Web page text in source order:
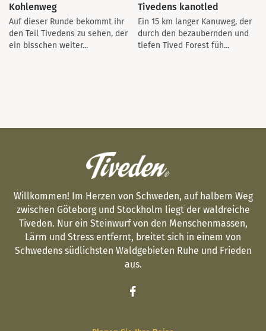
Kohlenweg
Auf dieser Runde bekommt ihr
den Teil Tivedens zu sehen, der
ein bisschen weiter...
Tivedens kanotled
Ein 15 km langer Kanuweg, der
durch den bezaubernden und
tiefen Tived Forest füh...
Willkommen! Im Herzen von Schweden, auf halbem Weg
zwischen Göteborg und Stockholm liegt der waldreiche
Tiveden. Nur ein Steinwurf von den Menschenmassen,
Lärm und Stress entfernt, breitet sich in einem von
Schwedens südlichsten Waldgebieten Ruhe und Frieden
aus.